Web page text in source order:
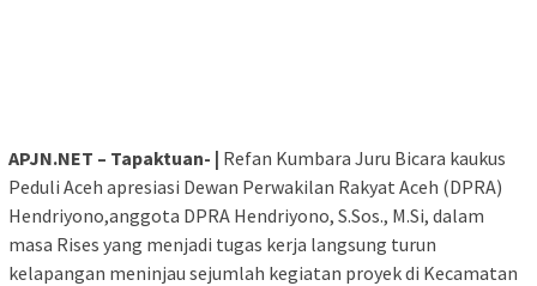
APJN.NET – Tapaktuan- | Refan Kumbara Juru Bicara kaukus
Peduli Aceh apresiasi Dewan Perwakilan Rakyat Aceh (DPRA)
Hendriyono,anggota DPRA Hendriyono, S.Sos., M.Si, dalam
masa Rises yang menjadi tugas kerja langsung turun
kelapangan meninjau sejumlah kegiatan proyek di Kecamatan